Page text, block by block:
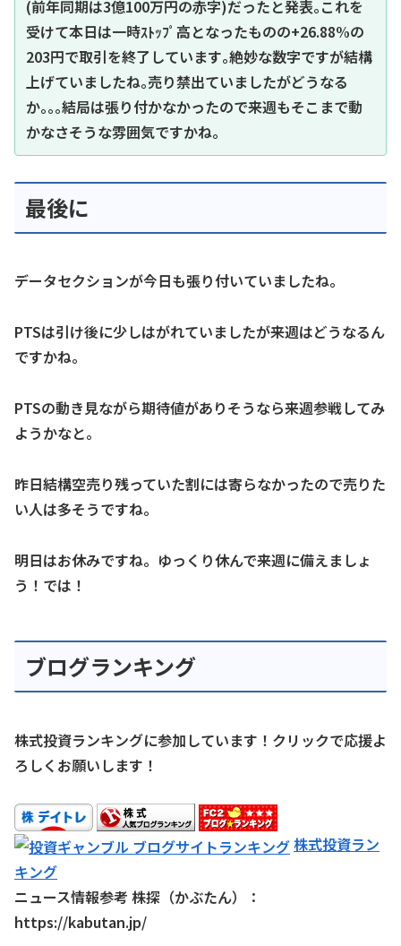
(前年同期は3億100万円の赤字)だったと発表｡これを
受けて本日は一時ｽﾄｯﾌﾟ高となったものの+26.88%の
203円で取引を終了しています｡絶妙な数字ですが結構
上げていましたね｡売り禁出ていましたがどうなる
か｡｡｡結局は張り付かなかったので来週もそこまで動
かなさそうな雰囲気ですかね｡
最後に
データセクションが今日も張り付いていましたね。
PTSは引け後に少しはがれていましたが来週はどうなるん
ですかね。
PTSの動き見ながら期待値がありそうなら来週参戦してみ
ようかなと。
昨日結構空売り残っていた割には寄らなかったので売りた
い人は多そうですね。
明日はお休みですね。ゆっくり休んで来週に備えましょ
う！では！
ブログランキング
株式投資ランキングに参加しています！クリックで応援よ
ろしくお願いします！
株式投資ラン
キング
ニュース情報参考 株探（かぶたん）：
https://kabutan.jp/